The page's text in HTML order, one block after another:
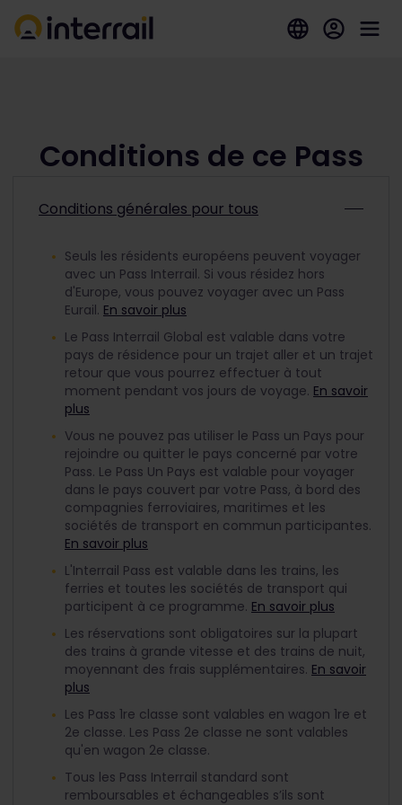
Conditions de ce Pass
Conditions générales pour tous
Seuls les résidents européens peuvent voyager
avec un Pass Interrail. Si vous résidez hors
d'Europe, vous pouvez voyager avec un Pass
Eurail. En savoir plus
Le Pass Interrail Global est valable dans votre
pays de résidence pour un trajet aller et un trajet
retour que vous pourrez effectuer à tout
moment pendant vos jours de voyage. En savoir
plus
Vous ne pouvez pas utiliser le Pass un Pays pour
rejoindre ou quitter le pays concerné par votre
Pass. Le Pass Un Pays est valable pour voyager
dans le pays couvert par votre Pass, à bord des
compagnies ferroviaires, maritimes et les
sociétés de transport en commun participantes.
En savoir plus
L'Interrail Pass est valable dans les trains, les
ferries et toutes les sociétés de transport qui
participent à ce programme. En savoir plus
Les réservations sont obligatoires sur la plupart
des trains à grande vitesse et des trains de nuit,
moyennant des frais supplémentaires. En savoir
plus
Les Pass 1re classe sont valables en wagon 1re et
2e classe. Les Pass 2e classe ne sont valables
qu'en wagon 2e classe.
Tous les Pass Interrail standard sont
remboursables et échangeables s’ils sont